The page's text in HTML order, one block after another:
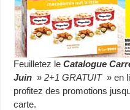
Feuilletez leCatalogue
Juin »2+1 GRATUIT» en
profitez des promotions
carte.